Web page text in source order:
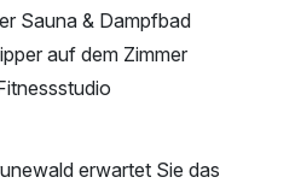
Sauna & Dampfbad
auf dem Zimmer
erwartet Sie das